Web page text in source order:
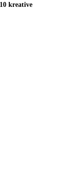
kreative